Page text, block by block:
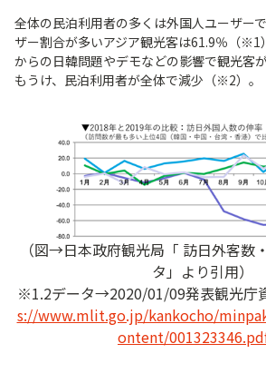
全体の民泊利用者の多くは外国人ユーザー
ザー割合が多いアジア観光客は61.9％（※1
からの日韓問題やデモなどの影響で観光客
もうけ、民泊利用者が全体で減少（※2）。
（図→日本政府観光局「 訪日外客数
タ」より引用）
※1.2データ→2020/01/09発表観光庁
s://www.mlit.go.jp/kankocho/
ontent/